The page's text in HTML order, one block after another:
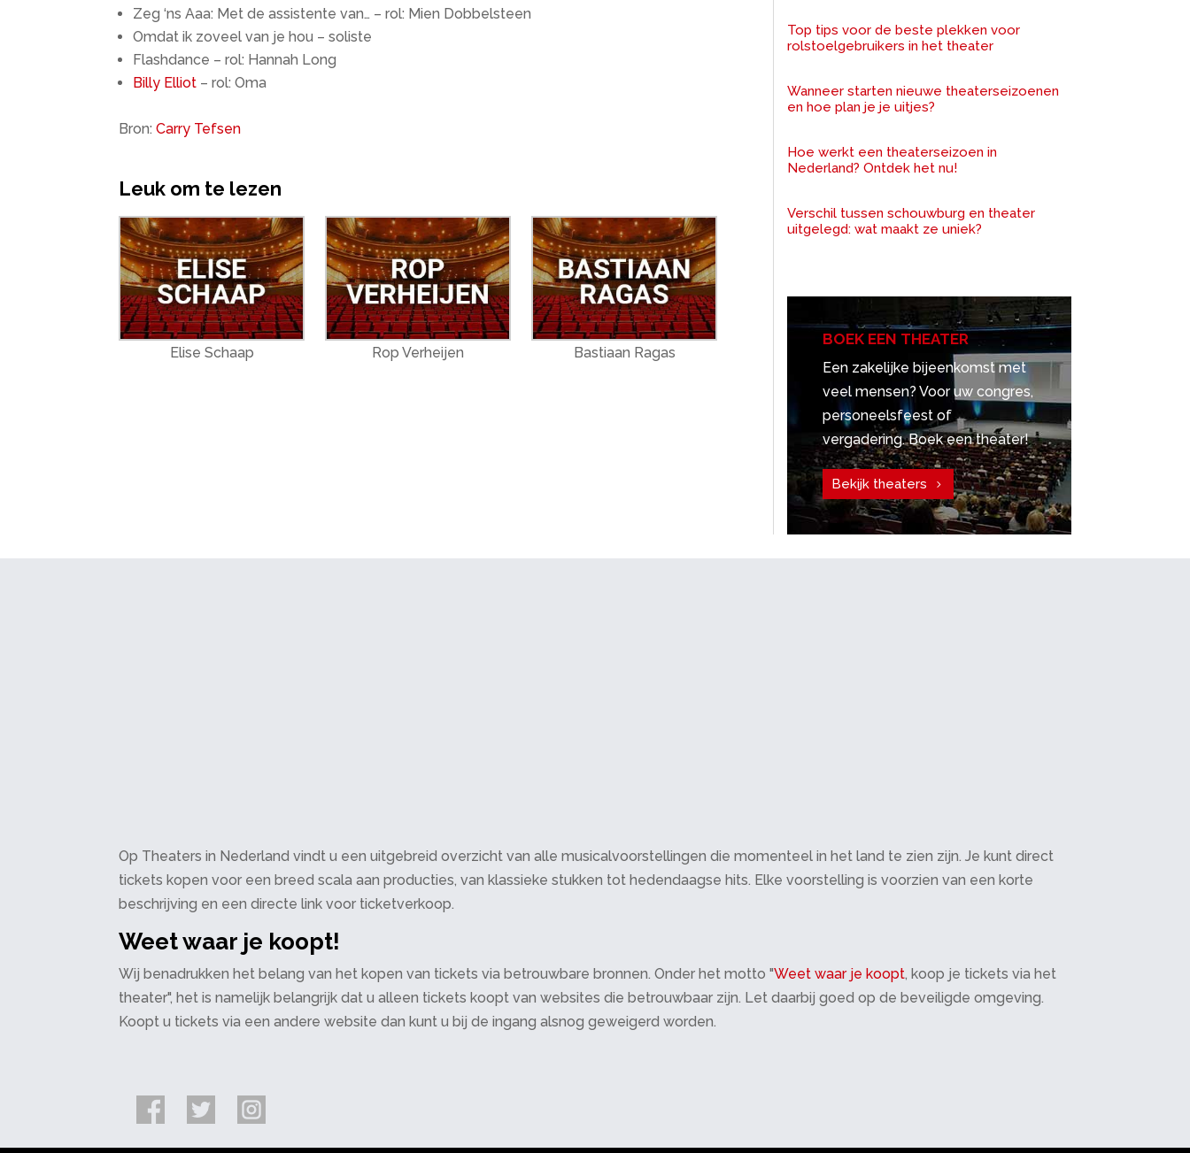
Zeg ‘ns Aaa: Met de assistente van… – rol: Mien Dobbelsteen
Omdat ik zoveel van je hou – soliste
Flashdance – rol: Hannah Long
Billy Elliot – rol: Oma
Bron:Carry Tefsen
Leuk om te lezen
Elise Schaap Rop Verheijen Bastiaan Ragas
Top tips voor de beste plekken voor
rolstoelgebruikers in het theater
Wanneer starten nieuwe theaterseizoenen
en hoe plan je je uitjes?
Hoe werkt een theaterseizoen in
Nederland? Ontdek het nu!
Verschil tussen schouwburg en theater
uitgelegd: wat maakt ze uniek?
BOEK EEN THEATER
Een zakelijke bijeenkomst met
veel mensen? Voor uw congres,
personeelsfeest of
vergadering. Boek een theater!
Bekijk theaters
Op Theaters in Nederland vindt u een uitgebreid overzicht van alle musicalvoorstellingen die momenteel in het land te zien zijn. Je kunt direct
tickets kopen voor een breed scala aan producties, van klassieke stukken tot hedendaagse hits. Elke voorstelling is voorzien van een korte
beschrijving en een directe link voor ticketverkoop.
Weet waar je koopt!
Wij benadrukken het belang van het kopen van tickets via betrouwbare bronnen. Onder het motto "Weet waar je koopt, koop je tickets via het
theater", het is namelijk belangrijk dat u alleen tickets koopt van websites die betrouwbaar zijn. Let daarbij goed op de beveiligde omgeving.
Koopt u tickets via een andere website dan kunt u bij de ingang alsnog geweigerd worden.